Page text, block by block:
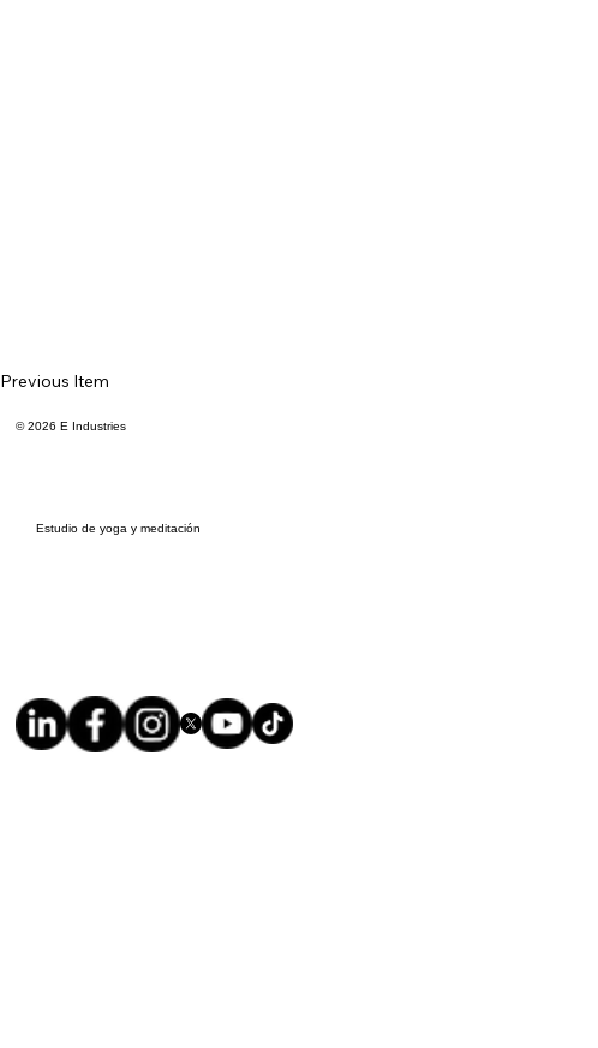
Previous Item
Estudio de yoga y meditación
© 2026 E Industries